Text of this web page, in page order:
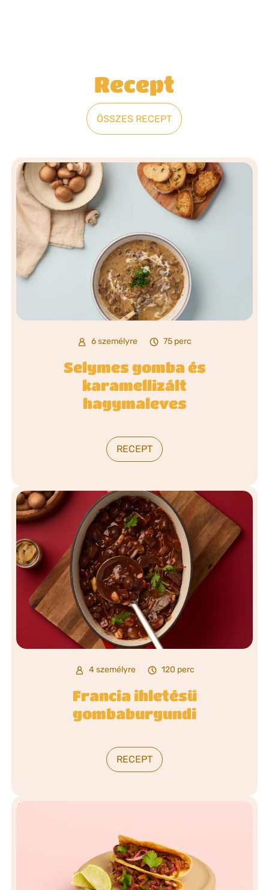
Recept
ÖSSZES RECEPT
6 személyre 75 perc
Selymes gomba és
karamellizált
hagymaleves
RECEPT
4 személyre 120 perc
Francia ihletésű
gombaburgundi
RECEPT